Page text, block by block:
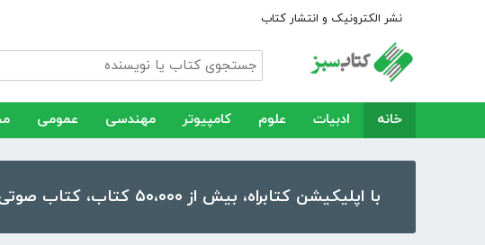
نشر الکترونیک و انتشار کتاب
خانه ادبیات علوم کامپیوتر مهندسی عمومی
با اپلیکیشن کتابراه، بیش از ۵۰،۰۰۰ کتاب، کتاب صوتی و رمان را در موبایل و تبلت خود داشته باشید!